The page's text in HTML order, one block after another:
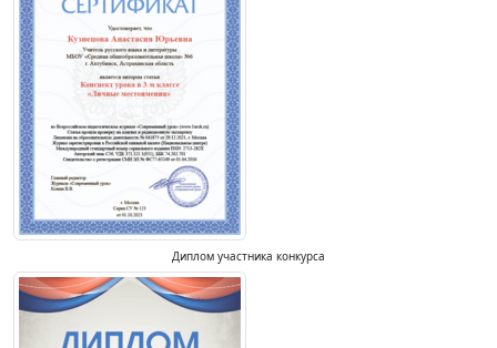
Диплом участника конкурса